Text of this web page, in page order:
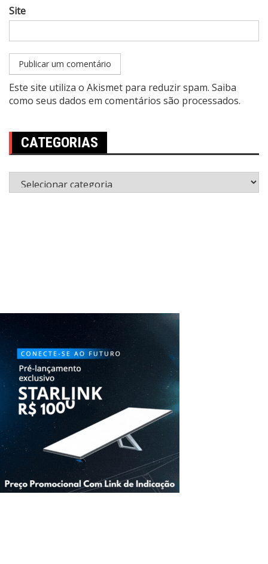
Site
Este site utiliza o Akismet para reduzir spam. Saiba
como seus dados em comentários são processados.
CATEGORIAS
Categorias